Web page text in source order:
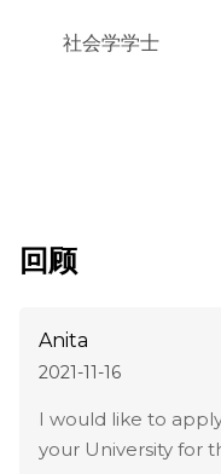
社会学学士
回顾
Anita
2021-11-16
I would like to
your University for